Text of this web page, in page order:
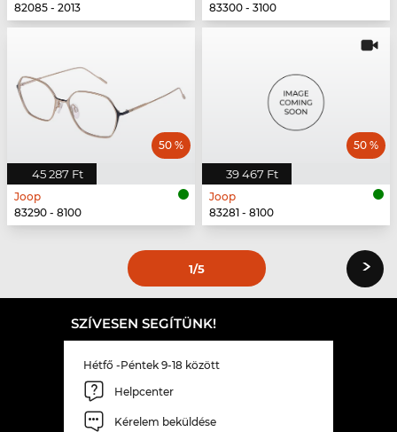
82085 - 2013
83300 - 3100
45 287 Ft
50 %
Joop
83290 - 8100
39 467 Ft
50 %
Joop
83281 - 8100
1/5 ›
SZÍVESEN SEGÍTÜNK!
Hétfő -Péntek 9-18 között
Helpcenter
Kérelem beküldése